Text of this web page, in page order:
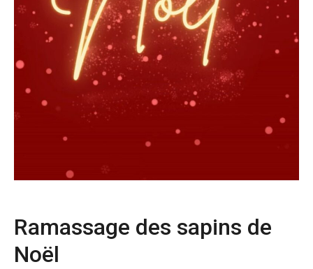
Ramassage des sapins de
Noël